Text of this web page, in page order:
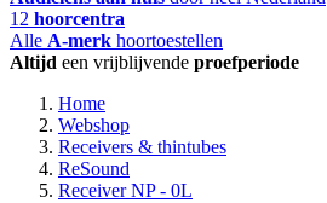
12 hoorcentra
Alle A-merk hoortoestellen
Altijd een vrijblijvende proefperiode
Home
Webshop
Receivers & thintubes
ReSound
Receiver NP - 0L